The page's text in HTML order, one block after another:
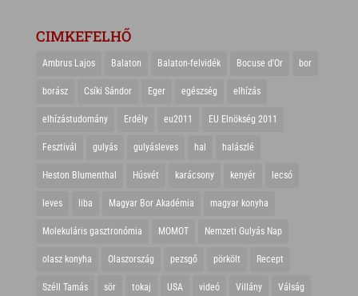
CIMKEFELHŐ
Ambrus Lajos Balaton Balaton-felvidék Bocuse d'Or bor
borász Csíki Sándor Eger egészség elhízás
elhízástudomány Erdély eu2011 EU Elnökség 2011
Fesztivál gulyás gulyásleves hal halászlé
Heston Blumenthal Húsvét karácsony kenyér lecsó
leves liba Magyar Bor Akadémia magyar konyha
Molekuláris gasztronómia MOMOT Nemzeti Gulyás Nap
olasz konyha Olaszország pezsgő pörkölt Recept
Széll Tamás sör tokaj USA videó Villány Válság